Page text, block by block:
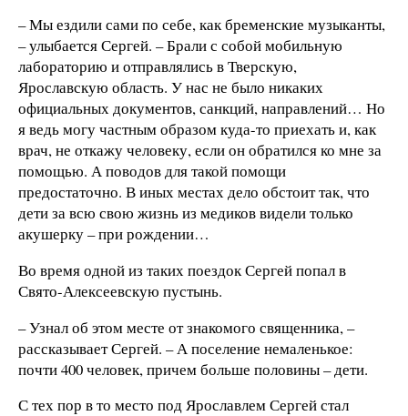
– Мы ездили сами по себе, как бременские музыканты,
– улыбается Сергей. – Брали с собой мобильную
лабораторию и отправлялись в Тверскую,
Ярославскую область. У нас не было никаких
официальных документов, санкций, направлений… Но
я ведь могу частным образом куда-то приехать и, как
врач, не откажу человеку, если он обратился ко мне за
помощью. А поводов для такой помощи
предостаточно. В иных местах дело обстоит так, что
дети за всю свою жизнь из медиков видели только
акушерку – при рождении…
Во время одной из таких поездок Сергей попал в
Свято-Алексеевскую пустынь.
– Узнал об этом месте от знакомого священника, –
рассказывает Сергей. – А поселение немаленькое:
почти 400 человек, причем больше половины – дети.
С тех пор в то место под Ярославлем Сергей стал